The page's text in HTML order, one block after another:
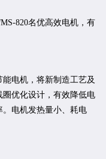
820名优高效电机，有
电机，将新制造工艺及
优化设计，有效降低电
电机发热量小、耗电